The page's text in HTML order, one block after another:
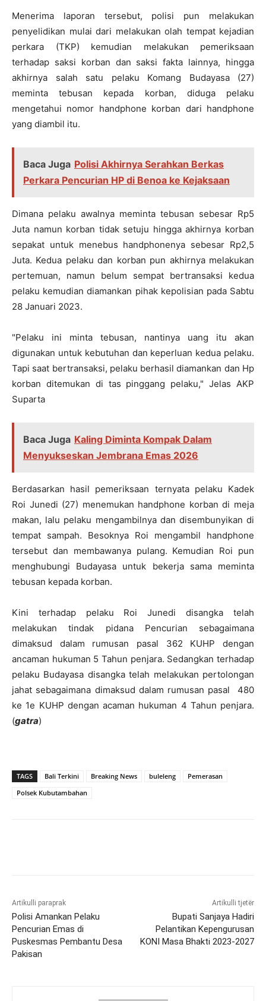
Menerima laporan tersebut, polisi pun melakukan
penyelidikan mulai dari melakukan olah tempat kejadian
perkara (TKP) kemudian melakukan pemeriksaan
terhadap saksi korban dan saksi fakta lainnya, hingga
akhirnya salah satu pelaku Komang Budayasa (27)
meminta tebusan kepada korban, diduga pelaku
mengetahui nomor handphone korban dari handphone
yang diambil itu.
Baca Juga Polisi Akhirnya Serahkan Berkas
Perkara Pencurian HP di Benoa ke Kejaksaan
Dimana pelaku awalnya meminta tebusan sebesar Rp5
Juta namun korban tidak setuju hingga akhirnya korban
sepakat untuk menebus handphonenya sebesar Rp2,5
Juta. Kedua pelaku dan korban pun akhirnya melakukan
pertemuan, namun belum sempat bertransaksi kedua
pelaku kemudian diamankan pihak kepolisian pada Sabtu
28 Januari 2023.
"Pelaku ini minta tebusan, nantinya uang itu akan
digunakan untuk kebutuhan dan keperluan kedua pelaku.
Tapi saat bertransaksi, pelaku berhasil diamankan dan Hp
korban ditemukan di tas pinggang pelaku," Jelas AKP
Suparta
Baca Juga Kaling Diminta Kompak Dalam
Menyukseskan Jembrana Emas 2026
Berdasarkan hasil pemeriksaan ternyata pelaku Kadek
Roi Junedi (27) menemukan handphone korban di meja
makan, lalu pelaku mengambilnya dan disembunyikan di
tempat sampah. Besoknya Roi mengambil handphone
tersebut dan membawanya pulang. Kemudian Roi pun
menghubungi Budayasa untuk bekerja sama meminta
tebusan kepada korban.
Kini terhadap pelaku Roi Junedi disangka telah
melakukan tindak pidana Pencurian sebagaimana
dimaksud dalam rumusan pasal 362 KUHP dengan
ancaman hukuman 5 Tahun penjara. Sedangkan terhadap
pelaku Budayasa disangka telah melakukan pertolongan
jahat sebagaimana dimaksud dalam rumusan pasal 480
ke 1e KUHP dengan acaman hukuman 4 Tahun penjara.
(gatra)
TAGS Bali Terkini Breaking News buleleng
Pemerasan
Polsek Kubutambahan
Artikulli paraprak
Polisi Amankan Pelaku
Pencurian Emas di
Puskesmas Pembantu Desa
Pakisan
Artikulli tjetër
Bupati Sanjaya Hadiri
Pelantikan Kepengurusan
KONI Masa Bhakti 2023-2027